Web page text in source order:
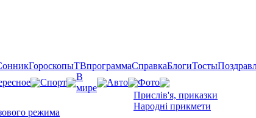
ГороскопыТВпрограммаСправкаБлогиТосты
Спорт
В
мире
Авто
Фото
режима
Прислів'я, приказки
Народні прикмети